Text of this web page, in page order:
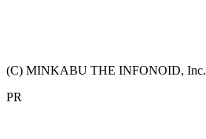
(C) MINKABU THE INFONOID, Inc.
PR